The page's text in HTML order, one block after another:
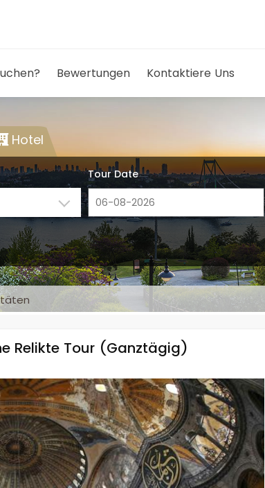
Bewertungen Kontaktiere Uns
Hotel
Tour Date
Relikte Tour (Ganztägig)